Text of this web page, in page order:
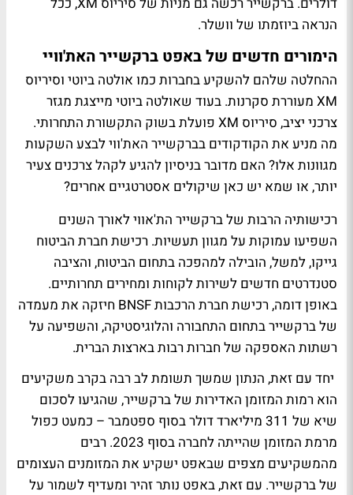
הנראה ביוזמתו של וושלר.
הימורים חדשים של באפט ברקשייר האת'וויי
ההחלטה שלהם להשקיע בחברות כמו אולטה ביוטי וסיריוס
XM מעוררת סקרנות. בעוד שאולטה ביוטי מייצגת מגזר
צרכני יציב, סיריוס XM פועלת בשוק התקשורת התחרותי.
מה מניע את הקודקודים בברקשייר האת'ווי לבצע השקעות
מגוונות אלו? האם מדובר בניסיון להגיע לקהל צרכנים צעיר
יותר, או שמא יש כאן שיקולים אסטרטגיים אחרים?
רכישותיה הרבות של ברקשייר הת'אווי לאורך השנים
השפיעו עמוקות על מגוון תעשיות. רכישת חברת הביטוח
גייקו, למשל, הובילה למהפכה בתחום הביטוח, והציבה
סטנדרטים חדשים לשירות לקוחות ומחירים תחרותיים.
באופן דומה, רכישת חברת הרכבות BNSF חיזקה את מעמדה
של ברקשייר בתחום התחבורה והלוגיסטיקה, והשפיעה על
רשתות האספקה של חברות רבות בארצות הברית.
יחד עם זאת, הנתון שמשך תשומת לב רבה בקרב משקיעים
הוא רמות המזומן האדירות של ברקשייר, שהגיעו לסכום
שיא של 311 מיליארד דולר בסוף ספטמבר – כמעט כפול
מרמת המזומן שהייתה לחברה בסוף 2023. רבים
מהמשקיעים מצפים שבאפט ישקיע את המזומנים העצומים
של ברקשייר. עם זאת, באפט נותר זהיר ומעדיף לשמור על